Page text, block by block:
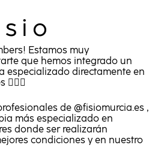
! Estamos muy
que hemos integrado un
especializado directamente en
de @fisiomurcia.es ,
más especializado en
donde ser realizarán
condiciones y en nuestro